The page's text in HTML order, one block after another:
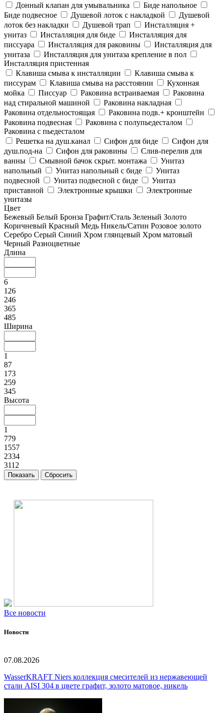
Донный клапан для умывальника
Биде напольное
Биде подвесное
Душевой лоток с накладкой
Душевой
лоток без накладки
Душевой трап
Инсталляция +
унитаз
Инсталляция для биде
Инсталляция для
писсуара
Инсталляция для раковины
Инсталляция для
унитаза
Инсталляция для унитаза крепление в пол
Инсталляция пристенная
Клавиша смыва к инсталляции
Клавиша смыва к
писсурам
Клавиша смыва на расстоянии
Кухонная
мойка
Писсуар Раковина встраиваемая
Раковина
над стиральной машиной
Раковина накладная
Раковина отдельностоящая
Раковина подв.+ кронштейн
Раковина подвесная
Раковина с полупьедесталом
Раковина с пьедесталом
Решетка на душ.канал
Сифон для биде
Сифон для
душ.под-на
Сифон для раковины
Слив-перелив для
ванны
Смывной бачок скрыт. монтажа
Унитаз
напольный
Унитаз напольный с биде
Унитаз
подвесной
Унитаз подвесной с биде
Унитаз
приставной
Электронные крышки
Электронные
унитазы
Цвет
Бежевый Белый Бронза Графит/Сталь Зеленый Золото
Коричневый Красный Медь Никель/Сатин Розовое золото
Серебро Серый Синий Хром глянцевый Хром матовый
Черный Разноцветные
Длина
6
126
246
365
485
Ширина
1
87
173
259
345
Высота
1
779
1557
2334
3112
Все новости
Новости
07.08.2026
WasserKRAFT Niers коллекция смесителей из нержавеющей
стали AISI 304 в цвете графит, золото матовое, никель